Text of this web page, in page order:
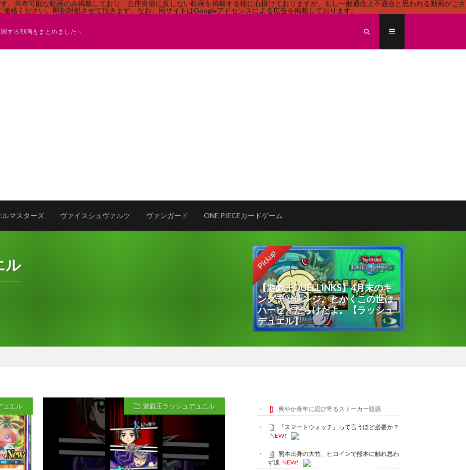
。共有可能な動画のみ掲載しており、公序良俗に反しない動画を掲載する様に心掛けておりますが、もし一般通念上不適合と思われる動画がござ
絡ください。即刻対処させて頂きます。なお、同サイトはGoogleアドセンスによる広告を掲載しております。
する動画をまとめました～
ルマスターズ ヴァイスシュヴァルツ ヴァンガード ONE PIECEカードゲーム
ル Pickup
【遊戯王DUELLINKS】4月末のキ
ングチャレンジ。とかくこの世は
ハーピィだらけだよ。【ラッシュ
デュエル】
ュエル 遊戯王ラッシュデュエル 爽やか青年に忍び寄るストーカー疑惑
『スマートウォッチ』って言うほど必要か？
NEW!
熊本出身の大竹、ヒロインで熊本に触れ思わ
ず涙 NEW!